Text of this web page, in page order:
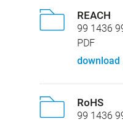
REACH
99 1436
PDF
download
RoHS
99 1436